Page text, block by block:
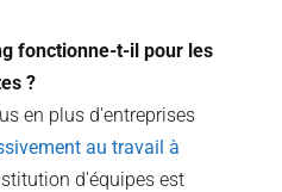
fonctionne-t-il pour les
?
en plus d'entreprises
au travail à
d'équipes est